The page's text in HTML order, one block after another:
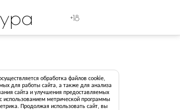
+18
обработка файлов cookie,
для работы сайта, а также для анализа
сайта и улучшения предоставляемых
использованием метрической программы
Продолжая использовать сайт, вы